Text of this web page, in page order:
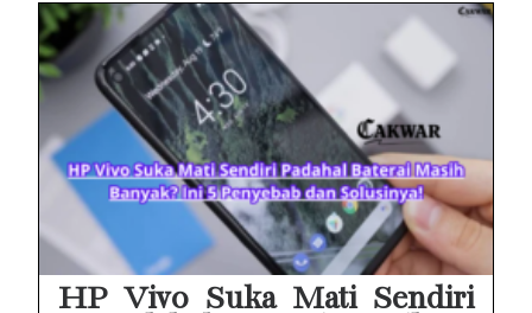
HP Vivo Suka Mati Sendiri